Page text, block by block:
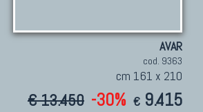
AVAR
cod. 9363
cm 161 x 210
€ 13.450 -30% € 9.415